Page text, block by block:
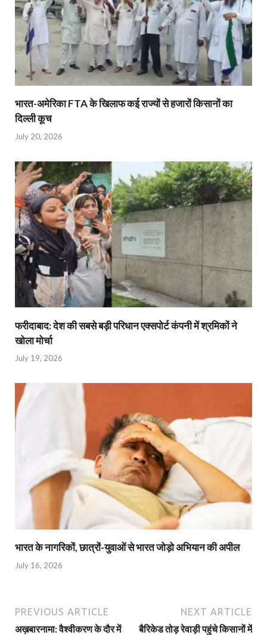
भारत-अमेरिका FTA के खिलाफ कई राज्यों से हजारों किसानों का
दिल्ली कूच
July 20, 2026
फरीदाबाद: देश की सबसे बड़ी परिधान एक्सपोर्ट कंपनी में श्रमिकों ने
खोला मोर्चा
July 19, 2026
भारत के नागरिकों, छात्रों-युवाओं से भारत जोड़ो अभियान की अपील
July 16, 2026
PREVIOUS ARTICLE
अख़बारनामा: वैश्वीकरण के दौर में
NEXT ARTICLE
बैरिकेड तोड़ रेवाड़ी पहुंचे किसानों में